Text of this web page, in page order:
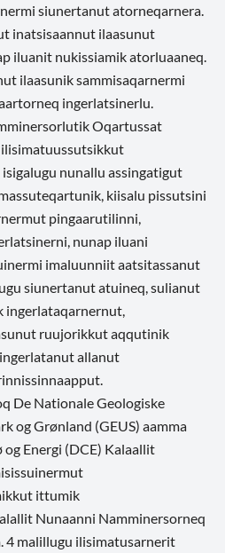
siunertanut atorneqarnera.
inatsisaannut ilaasunut
iluanit nukissiamik atorluaaneq.
ilaasunik sammisaqarnermi
ingerlatsinerlu.
Oqartussat
nunallu assingatigut
kiisalu pissutsini
pingaarutilinni,
nunap iluani
imaluunniit aatsitassanut
siunertanut atuineq, sulianut
ruujorikkut aqqutinik
allanut
De Nationale Geologiske
og Grønland (GEUS) aamma
Energi (DCE) Kalaallit
ittumik
Nunaanni Namminersorneq
4 malillugu ilisimatusarnerit